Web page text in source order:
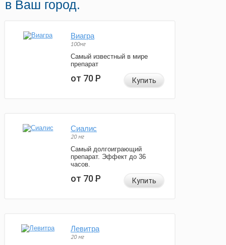
в Ваш город.
Виагра
100мг
Самый известный в мире
препарат
от 70Р Купить
Сиалис
20 мг
Самый долгоиграющий
препарат. Эффект до 36
часов.
от 70Р Купить
Левитра
20 мг